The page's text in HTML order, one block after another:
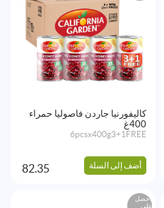
كاليفورنيا جاردن فاصوليا حمراء
400غ
6pcsx400g3+1FREE
أضف إلى السلة 82.35
احصل
على